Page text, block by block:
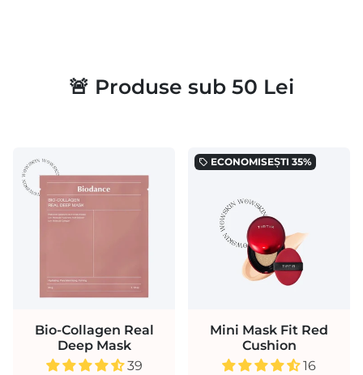
🚨 Produse sub 50 Lei
Bio-Collagen Real
Deep Mask
39
local_offer ECONOMISEȘTI 35%
Mini Mask Fit Red
Cushion
16